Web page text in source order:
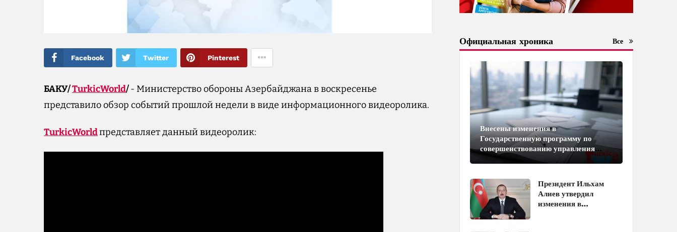
Facebook Twitter Pinterest
БАКУ/TurkicWorld/- Министерство обороны Азербайджана в воскресенье
представило обзор событий прошлой недели в виде информационного видеоролика.
TurkicWorldпредставляет данный видеоролик:
Официальная хроника Все
Внесены изменения в
Государственную программу по
совершенствованию управления
госимуществом в Азербайджане
Президент Ильхам
Алиев утвердил
изменения в